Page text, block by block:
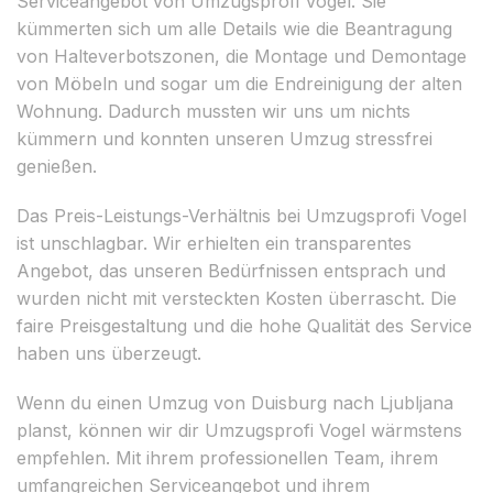
kümmerten sich um alle Details wie die Beantragung
von Halteverbotszonen, die Montage und Demontage
von Möbeln und sogar um die Endreinigung der alten
Wohnung. Dadurch mussten wir uns um nichts
kümmern und konnten unseren Umzug stressfrei
genießen.
Das Preis-Leistungs-Verhältnis bei Umzugsprofi Vogel
ist unschlagbar. Wir erhielten ein transparentes
Angebot, das unseren Bedürfnissen entsprach und
wurden nicht mit versteckten Kosten überrascht. Die
faire Preisgestaltung und die hohe Qualität des Service
haben uns überzeugt.
Wenn du einen Umzug von Duisburg nach Ljubljana
planst, können wir dir Umzugsprofi Vogel wärmstens
empfehlen. Mit ihrem professionellen Team, ihrem
umfangreichen Serviceangebot und ihrem